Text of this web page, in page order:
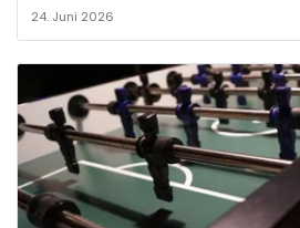
24. Juni 2026